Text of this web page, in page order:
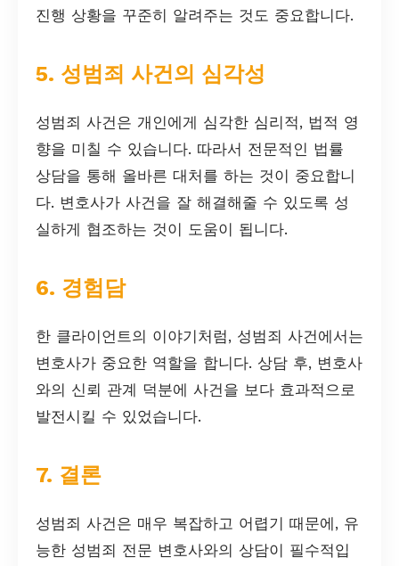
진행 상황을 꾸준히 알려주는 것도 중요합니다.
5. 성범죄 사건의 심각성
성범죄 사건은 개인에게 심각한 심리적, 법적 영
향을 미칠 수 있습니다. 따라서 전문적인 법률
상담을 통해 올바른 대처를 하는 것이 중요합니
다. 변호사가 사건을 잘 해결해줄 수 있도록 성
실하게 협조하는 것이 도움이 됩니다.
6. 경험담
한 클라이언트의 이야기처럼, 성범죄 사건에서는
변호사가 중요한 역할을 합니다. 상담 후, 변호사
와의 신뢰 관계 덕분에 사건을 보다 효과적으로
발전시킬 수 있었습니다.
7. 결론
성범죄 사건은 매우 복잡하고 어렵기 때문에, 유
능한 성범죄 전문 변호사와의 상담이 필수적입